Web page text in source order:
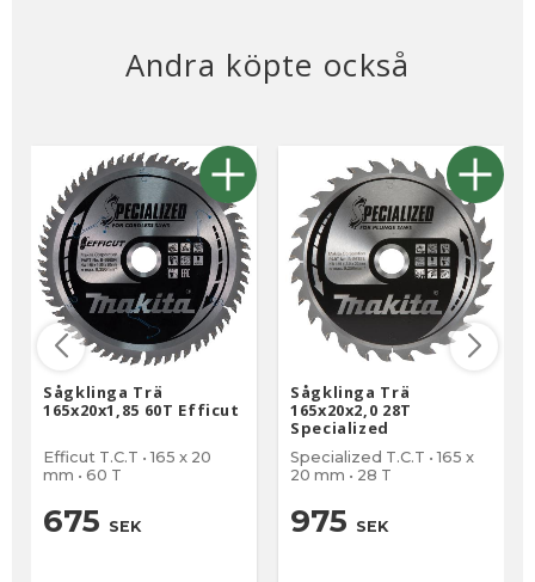
Andra köpte också
Sågklinga Trä
165x20x1,85 60T Efficut
Efficut T.C.T • 165 x 20
mm • 60 T
675 SEK
Sågklinga Trä
165x20x2,0 28T
Specialized
Specialized T.C.T • 165 x
20 mm • 28 T
975 SEK